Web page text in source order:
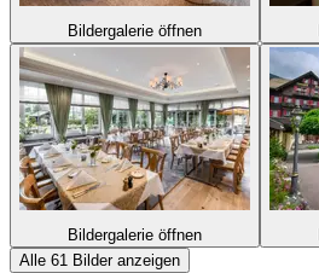
Bildergalerie öffnen
Bildergalerie öffnen
Alle 61 Bilder anzeigen